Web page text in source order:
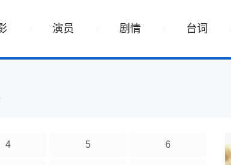
演员 剧情 台词
4 5 6